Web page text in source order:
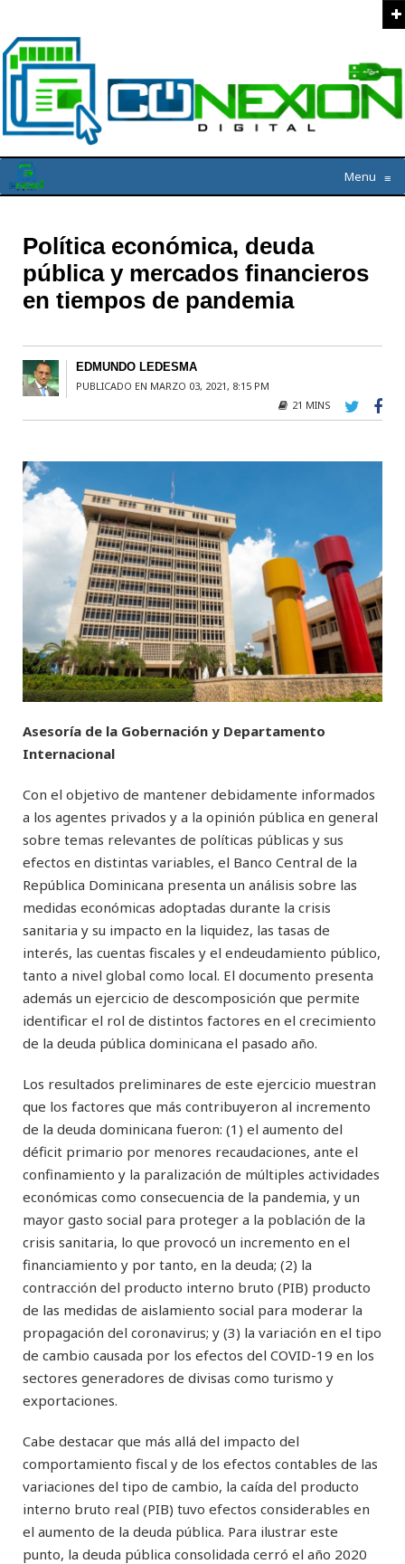
Menu ≡
Política económica, deuda
pública y mercados financieros
en tiempos de pandemia
EDMUNDO LEDESMA
PUBLICADO EN MARZO 03, 2021, 8:15 PM
21 MINS
Asesoría de la Gobernación y Departamento
Internacional
Con el objetivo de mantener debidamente informados
a los agentes privados y a la opinión pública en general
sobre temas relevantes de políticas públicas y sus
efectos en distintas variables, el Banco Central de la
República Dominicana presenta un análisis sobre las
medidas económicas adoptadas durante la crisis
sanitaria y su impacto en la liquidez, las tasas de
interés, las cuentas fiscales y el endeudamiento público,
tanto a nivel global como local. El documento presenta
además un ejercicio de descomposición que permite
identificar el rol de distintos factores en el crecimiento
de la deuda pública dominicana el pasado año.
Los resultados preliminares de este ejercicio muestran
que los factores que más contribuyeron al incremento
de la deuda dominicana fueron: (1) el aumento del
déficit primario por menores recaudaciones, ante el
confinamiento y la paralización de múltiples actividades
económicas como consecuencia de la pandemia, y un
mayor gasto social para proteger a la población de la
crisis sanitaria, lo que provocó un incremento en el
financiamiento y por tanto, en la deuda; (2) la
contracción del producto interno bruto (PIB) producto
de las medidas de aislamiento social para moderar la
propagación del coronavirus; y (3) la variación en el tipo
de cambio causada por los efectos del COVID-19 en los
sectores generadores de divisas como turismo y
exportaciones.
Cabe destacar que más allá del impacto del
comportamiento fiscal y de los efectos contables de las
variaciones del tipo de cambio, la caída del producto
interno bruto real (PIB) tuvo efectos considerables en
el aumento de la deuda pública. Para ilustrar este
punto, la deuda pública consolidada cerró el año 2020